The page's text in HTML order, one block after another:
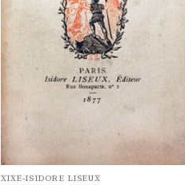
XIXE-ISIDORE LISEUX